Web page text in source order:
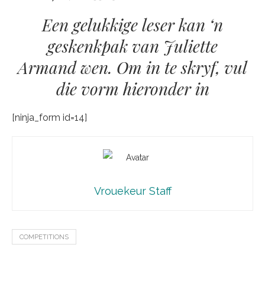
Een gelukkige leser kan ‘n
geskenkpak van Juliette
Armand wen. Om in te skryf, vul
die vorm hieronder in
[ninja_form id=14]
Vrouekeur Staff
COMPETITIONS